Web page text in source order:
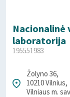
Nacionalinė
laboratorija
195551983
Žolyno 36,
10210 Vilnius,
Vilniaus m.